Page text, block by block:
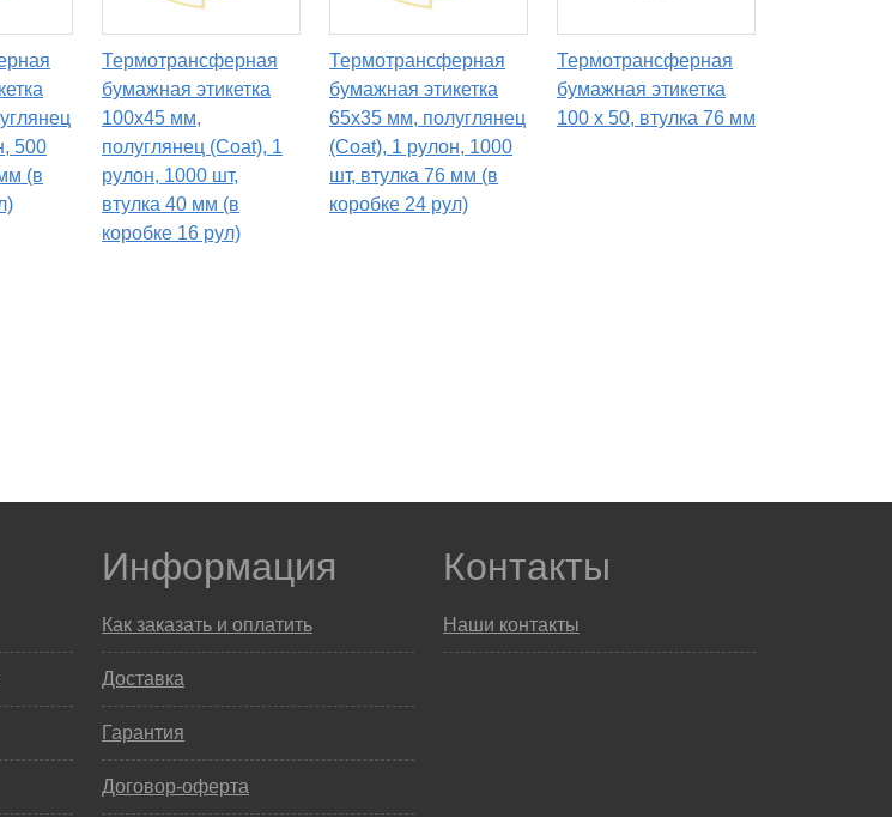
500
(в
Термотрансферная
бумажная этикетка
100х45 мм,
полуглянец (Coat), 1
рулон, 1000 шт,
втулка 40 мм (в
коробке 16 рул)
Термотрансферная
бумажная этикетка
65х35 мм, полуглянец
(Coat), 1 рулон, 1000
шт, втулка 76 мм (в
коробке 24 рул)
Термотрансферная
бумажная этикетка
100 х 50, втулка 76 мм
Информация
Как заказать и оплатить
Доставка
Гарантия
Договор-оферта
Контакты
Наши контакты